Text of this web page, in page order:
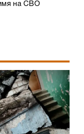
на СВО